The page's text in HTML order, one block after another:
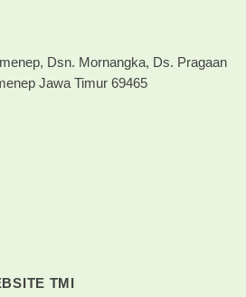
Dsn. Mornangka, Ds. Pragaan
Jawa Timur 69465
TMI